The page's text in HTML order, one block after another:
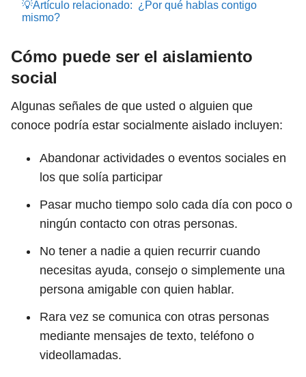
💡Artículo relacionado: ¿Por qué hablas contigo
mismo?
Cómo puede ser el aislamiento
social
Algunas señales de que usted o alguien que
conoce podría estar socialmente aislado incluyen:
Abandonar actividades o eventos sociales en
los que solía participar
Pasar mucho tiempo solo cada día con poco o
ningún contacto con otras personas.
No tener a nadie a quien recurrir cuando
necesitas ayuda, consejo o simplemente una
persona amigable con quien hablar.
Rara vez se comunica con otras personas
mediante mensajes de texto, teléfono o
videollamadas.